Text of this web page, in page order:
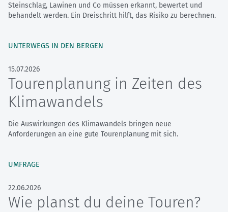
Steinschlag, Lawinen und Co müssen erkannt, bewertet und
behandelt werden. Ein Dreischritt hilft, das Risiko zu berechnen.
UNTERWEGS IN DEN BERGEN
15.07.2026
Tourenplanung in Zeiten des
Klimawandels
Die Auswirkungen des Klimawandels bringen neue
Anforderungen an eine gute Tourenplanung mit sich.
UMFRAGE
22.06.2026
Wie planst du deine Touren?